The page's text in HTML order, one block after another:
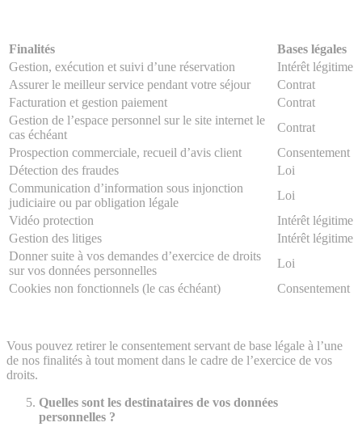
Finalités
Bases légales
Gestion, exécution et suivi d’une réservation
Intérêt légitime
Assurer le meilleur service pendant votre séjour
Contrat
Facturation et gestion paiement
Contrat
Gestion de l’espace personnel sur le site internet le
cas échéant
Contrat
Prospection commerciale, recueil d’avis client
Consentement
Détection des fraudes
Loi
Communication d’information sous injonction
judiciaire ou par obligation légale
Loi
Vidéo protection
Intérêt légitime
Gestion des litiges
Intérêt légitime
Donner suite à vos demandes d’exercice de droits
sur vos données personnelles
Loi
Cookies non fonctionnels (le cas échéant)
Consentement
Vous pouvez retirer le consentement servant de base légale à l’une
de nos finalités à tout moment dans le cadre de l’exercice de vos
droits.
Quelles sont les destinataires de vos données
personnelles ?